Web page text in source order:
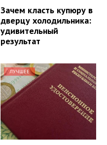
Зачем класть купюру в
дверцу холодильника:
удивительный
результат
ЛУЧШЕЕ